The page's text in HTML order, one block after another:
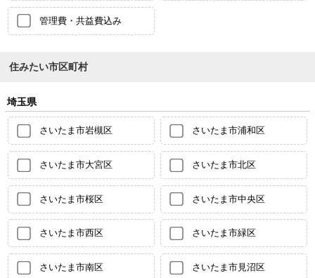
管理費・共益費込み
住みたい市区町村
埼玉県
さいたま市岩槻区 さいたま市浦和区
さいたま市大宮区 さいたま市北区
さいたま市桜区 さいたま市中央区
さいたま市西区 さいたま市緑区
さいたま市南区 さいたま市見沼区